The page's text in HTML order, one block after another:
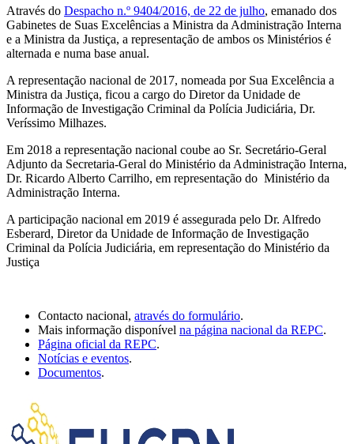
Através do Despacho n.º 9404/2016, de 22 de julho, emanado dos
Gabinetes de Suas Excelências a Ministra da Administração Interna
e a Ministra da Justiça, a representação de ambos os Ministérios é
alternada e numa base anual.
A representação nacional de 2017, nomeada por Sua Excelência a
Ministra da Justiça, ficou a cargo do Diretor da Unidade de
Informação de Investigação Criminal da Polícia Judiciária, Dr.
Veríssimo Milhazes.
Em 2018 a representação nacional coube ao Sr. Secretário-Geral
Adjunto da Secretaria-Geral do Ministério da Administração Interna,
Dr. Ricardo Alberto Carrilho, em representação do Ministério da
Administração Interna.
A participação nacional em 2019 é assegurada pelo Dr. Alfredo
Esberard, Diretor da Unidade de Informação de Investigação
Criminal da Polícia Judiciária, em representação do Ministério da
Justiça
Contacto nacional, através do formulário.
Mais informação disponível na página nacional da REPC.
Página oficial da REPC.
Notícias e eventos.
Documentos.